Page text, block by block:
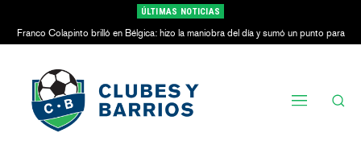
ÚLTIMAS NOTICIAS
Franco Colapinto brilló en Bélgica: hizo la maniobra del día y sumó un punto para
Alpine